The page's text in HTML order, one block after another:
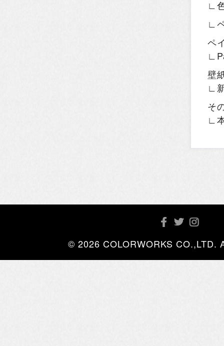
∟
∟
ペ
壁
∟
そ
∟
© 2026 COLORWORKS CO.,LTD.